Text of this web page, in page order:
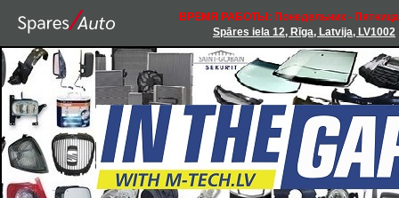
ВРЕМЯ РАБОТЫ: Понедельник - Пятница
Spāres iela 12, Rīga, Latvija, LV1002